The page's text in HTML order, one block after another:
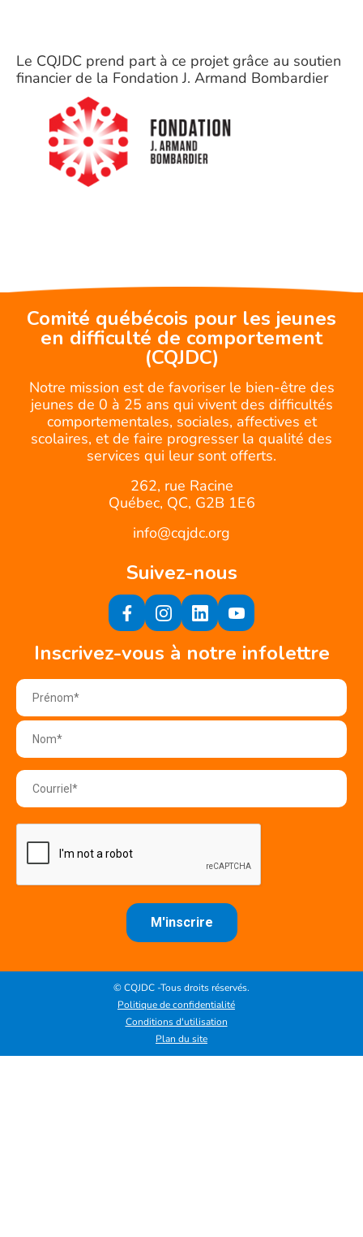
Le CQJDC prend part à ce projet grâce au soutien
financier de la Fondation J. Armand Bombardier
Comité québécois pour les jeunes
en difficulté de comportement
(CQJDC)
Notre mission est de favoriser le bien-être des
jeunes de 0 à 25 ans qui vivent des difficultés
comportementales, sociales, affectives et
scolaires, et de faire progresser la qualité des
services qui leur sont offerts.
262, rue Racine
Québec, QC, G2B 1E6
info@cqjdc.org
Suivez-nous
Inscrivez-vous à notre infolettre
© CQJDC -Tous droits réservés.
Politique de confidentialité
Conditions d'utilisation
Plan du site